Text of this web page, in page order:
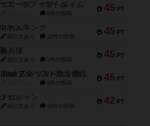
45 PT
エコーズ・オブ・タイム
8件の投稿
45 PT
スカルキング
紹介文あり 12件の投稿
45 PT
海兵隊
紹介文あり 1件の投稿
45 PT
Bitter End ブタペスト救出作戦
1件の投稿
42 PT
ドコジャン
紹介文あり 10件の投稿